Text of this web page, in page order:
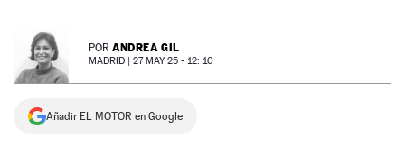
NEWSLETTER POR ANDREA GIL
MADRID | 27 MAY 25 - 12: 10
Añadir EL MOTOR en Google